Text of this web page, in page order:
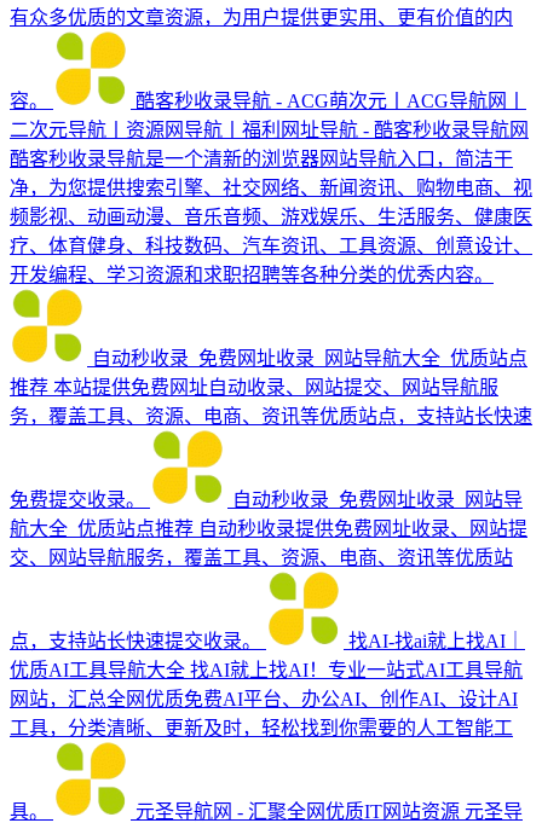
有众多优质的文章资源，为用户提供更实用、更有价值的内
容。
酷客秒收录导航 - ACG萌次元丨ACG导航网丨
二次元导航丨资源网导航丨福利网址导航 - 酷客秒收录导航网
酷客秒收录导航是一个清新的浏览器网站导航入口，简洁干
净，为您提供搜索引擎、社交网络、新闻资讯、购物电商、视
频影视、动画动漫、音乐音频、游戏娱乐、生活服务、健康医
疗、体育健身、科技数码、汽车资讯、工具资源、创意设计、
开发编程、学习资源和求职招聘等各种分类的优秀内容。
自动秒收录_免费网址收录_网站导航大全_优质站点
推荐 本站提供免费网址自动收录、网站提交、网站导航服
务，覆盖工具、资源、电商、资讯等优质站点，支持站长快速
免费提交收录。
自动秒收录_免费网址收录_网站导
航大全_优质站点推荐 自动秒收录提供免费网址收录、网站提
交、网站导航服务，覆盖工具、资源、电商、资讯等优质站
点，支持站长快速提交收录。
找AI-找ai就上找AI｜
优质AI工具导航大全 找AI就上找AI！专业一站式AI工具导航
网站，汇总全网优质免费AI平台、办公AI、创作AI、设计AI
工具，分类清晰、更新及时，轻松找到你需要的人工智能工
具。 元圣导航网 - 汇聚全网优质IT网站资源 元圣导